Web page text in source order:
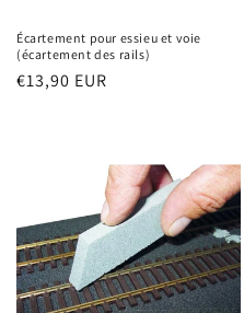
Écartement pour essieu et voie
(écartement des rails)
Prix
€13,90 EUR